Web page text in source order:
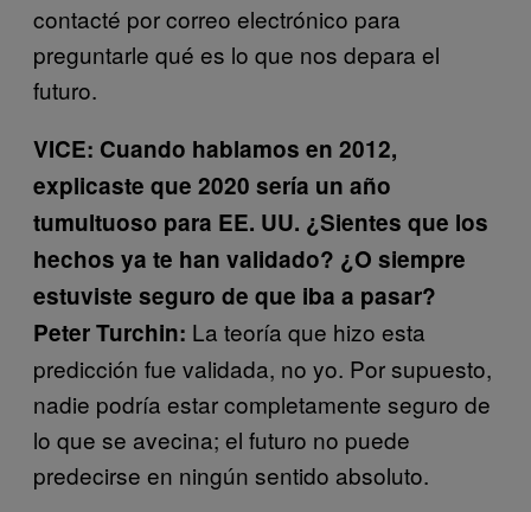
contacté por correo electrónico para
preguntarle qué es lo que nos depara el
futuro.
VICE: Cuando hablamos en 2012,
explicaste que 2020 sería un año
tumultuoso para EE. UU. ¿Sientes que los
hechos ya te han validado? ¿O siempre
estuviste seguro de que iba a pasar?
Peter Turchin: La teoría que hizo esta
predicción fue validada, no yo. Por supuesto,
nadie podría estar completamente seguro de
lo que se avecina; el futuro no puede
predecirse en ningún sentido absoluto.